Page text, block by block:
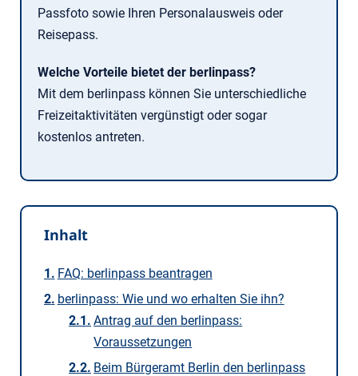
Passfoto sowie Ihren Personalausweis oder
Reisepass.
Welche Vorteile bietet der berlinpass?
Mit dem berlinpass können Sie unterschiedliche
Freizeitaktivitäten vergünstigt oder sogar
kostenlos antreten.
Inhalt
FAQ: berlinpass beantragen
berlinpass: Wie und wo erhalten Sie ihn?
Antrag auf den berlinpass:
Voraussetzungen
Beim Bürgeramt Berlin den berlinpass